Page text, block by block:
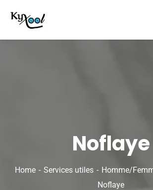
Noflaye
Home Services utiles
Homme/
Noflaye